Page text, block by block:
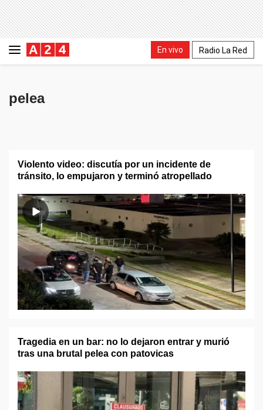
En vivo Radio La Red
pelea
Violento video: discutía por un incidente de
tránsito, lo empujaron y terminó atropellado
Tragedia en un bar: no lo dejaron entrar y murió
tras una brutal pelea con patovicas